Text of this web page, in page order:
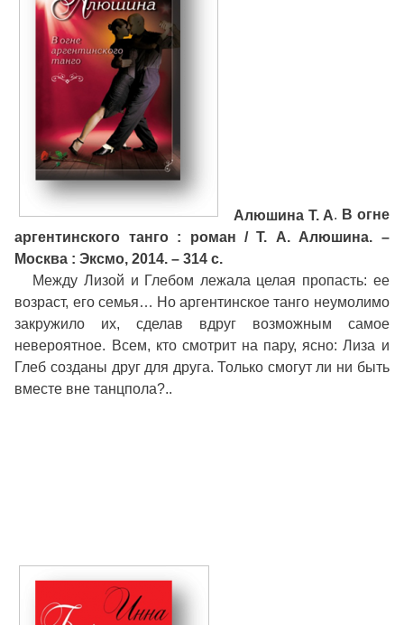
Алюшина Т. А. В огне
аргентинского танго : роман / Т. А. Алюшина. –
Москва : Эксмо, 2014. – 314 с.
Между Лизой и Глебом лежала целая пропасть: ее
возраст, его семья… Но аргентинское танго неумолимо
закружило их, сделав вдруг возможным самое
невероятное. Всем, кто смотрит на пару, ясно: Лиза и
Глеб созданы друг для друга. Только смогут ли ни быть
вместе вне танцпола?..